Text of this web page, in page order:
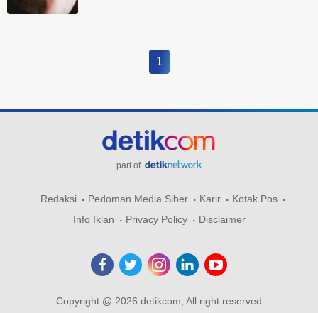
1
part of
Redaksi Pedoman Media Siber Karir
Kotak Pos
Info Iklan
Privacy Policy Disclaimer
Copyright @ 2026 detikcom, All right reserved